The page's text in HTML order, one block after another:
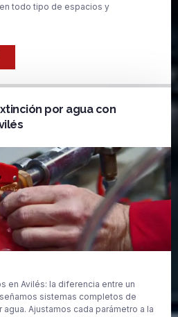
todo tipo de espacios y
por agua con
en Avilés: la diferencia entre un
sistemas completos de
Ajustamos cada parámetro a la